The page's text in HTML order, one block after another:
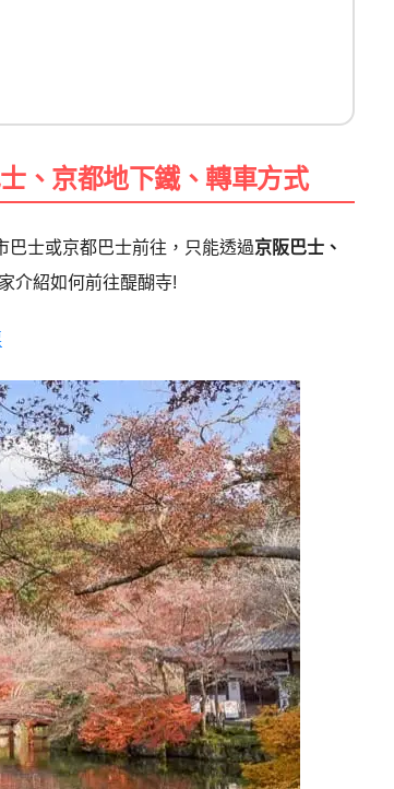
、京都地下鐵、轉車方式
巴士或京都巴士前往，只能透過京阪巴士、
介紹如何前往醍醐寺!